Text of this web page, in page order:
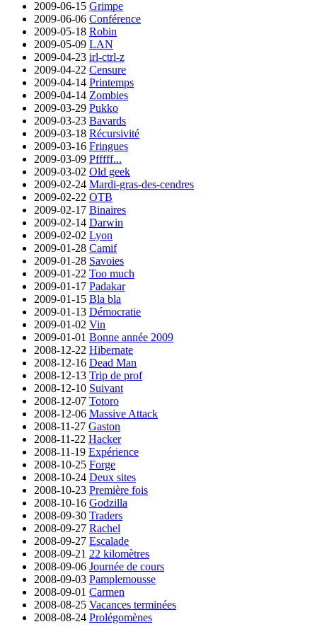
2009-06-15 Grimpe
2009-06-06 Conférence
2009-05-18 Robin
2009-05-09 LAN
2009-04-23 irl-ctrl-z
2009-04-22 Censure
2009-04-14 Printemps
2009-04-14 Zombies
2009-03-29 Pukko
2009-03-23 Bavards
2009-03-18 Récursivité
2009-03-16 Fringues
2009-03-09 Pfffff...
2009-03-02 Old geek
2009-02-24 Mardi-gras-des-cendres
2009-02-22 OTB
2009-02-17 Binaires
2009-02-14 Darwin
2009-02-02 Lyon
2009-01-28 Camif
2009-01-28 Savoies
2009-01-22 Too much
2009-01-17 Padakar
2009-01-15 Bla bla
2009-01-13 Démocratie
2009-01-02 Vin
2009-01-01 Bonne année 2009
2008-12-22 Hibernate
2008-12-16 Dead Man
2008-12-13 Trip de prof
2008-12-10 Suivant
2008-12-07 Totoro
2008-12-06 Massive Attack
2008-11-27 Gaston
2008-11-22 Hacker
2008-11-19 Expérience
2008-10-25 Forge
2008-10-24 Deux sites
2008-10-23 Première fois
2008-10-16 Godzilla
2008-09-30 Traders
2008-09-27 Rachel
2008-09-27 Escalade
2008-09-21 22 kilomètres
2008-09-06 Journée de cours
2008-09-03 Pamplemousse
2008-09-01 Carmen
2008-08-25 Vacances terminées
2008-08-24 Prolégomènes